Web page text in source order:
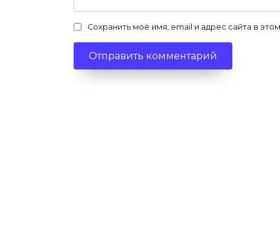
Сохранить моё имя, email и адрес сайта в